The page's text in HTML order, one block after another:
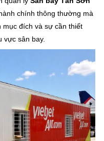
chính thông thường mà
mục đích và sự cần thiết
vực sân bay.